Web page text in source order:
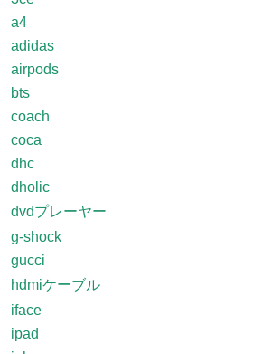
a4
adidas
airpods
bts
coach
coca
dhc
dholic
dvdプレーヤー
g-shock
gucci
hdmiケーブル
iface
ipad